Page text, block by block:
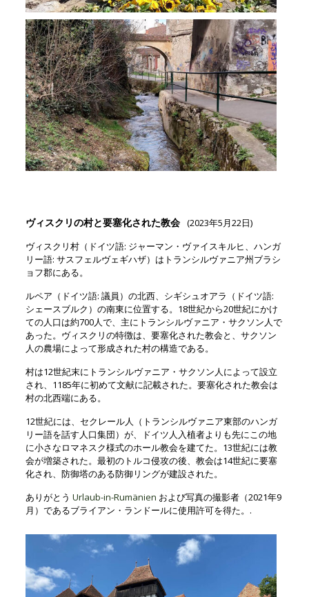
ヴィスクリの村と要塞化された教会 (2023年5月22日)
ヴィスクリ村（ドイツ語: ジャーマン・ヴァイスキルヒ、ハンガ
リー語: サスフェルヴェギハザ）はトランシルヴァニア州ブラシ
ョフ郡にある。
ルペア（ドイツ語: 議員）の北西、シギシュオアラ（ドイツ語:
シェースブルク）の南東に位置する。18世紀から20世紀にかけ
ての人口は約700人で、主にトランシルヴァニア・サクソン人で
あった。ヴィスクリの特徴は、要塞化された教会と、サクソン
人の農場によって形成された村の構造である。
村は12世紀末にトランシルヴァニア・サクソン人によって設立
され、1185年に初めて文献に記載された。要塞化された教会は
村の北西端にある。
12世紀には、セクレール人（トランシルヴァニア東部のハンガ
リー語を話す人口集団）が、ドイツ人入植者よりも先にこの地
に小さなロマネスク様式のホール教会を建てた。13世紀には教
会が増築された。最初のトルコ侵攻の後、教会は14世紀に要塞
化され、防御塔のある防御リングが建設された。
ありがとう Urlaub-in-Rumänien および写真の撮影者（2021年9
月）であるブライアン・ランドールに使用許可を得た。.